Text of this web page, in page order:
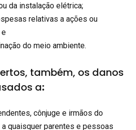
da instalação elétrica;
relativas a ações ou
e
do meio ambiente.
também, os danos
a:
cônjuge e irmãos do
quaisquer parentes e pessoas